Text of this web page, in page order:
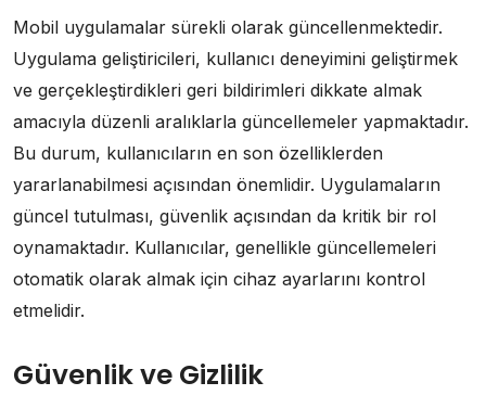
Mobil uygulamalar sürekli olarak güncellenmektedir.
Uygulama geliştiricileri, kullanıcı deneyimini geliştirmek
ve gerçekleştirdikleri geri bildirimleri dikkate almak
amacıyla düzenli aralıklarla güncellemeler yapmaktadır.
Bu durum, kullanıcıların en son özelliklerden
yararlanabilmesi açısından önemlidir. Uygulamaların
güncel tutulması, güvenlik açısından da kritik bir rol
oynamaktadır. Kullanıcılar, genellikle güncellemeleri
otomatik olarak almak için cihaz ayarlarını kontrol
etmelidir.
Güvenlik ve Gizlilik